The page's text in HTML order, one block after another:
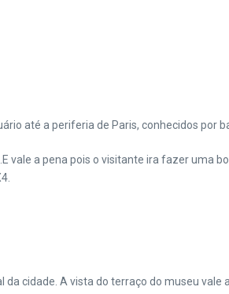
até a periferia de Paris, conhecidos por
vale a pena pois o visitante ira fazer uma
cidade. A vista do terraço do museu vale